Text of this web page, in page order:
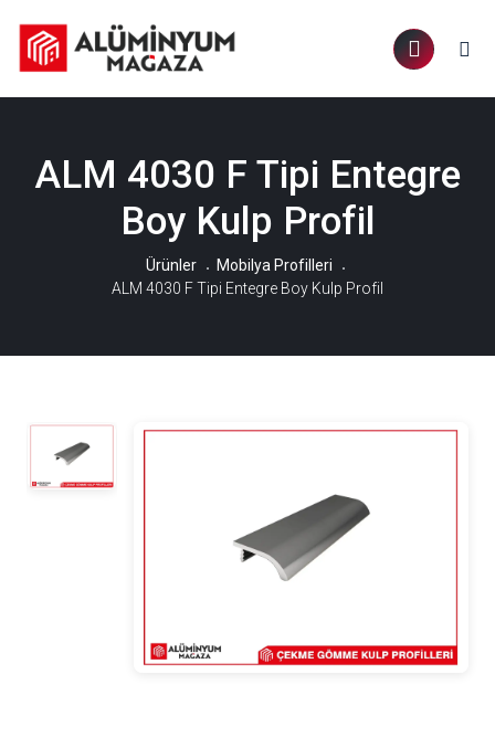
ALM 4030 F Tipi Entegre
Boy Kulp Profil
Ürünler
Mobilya Profilleri
ALM 4030 F Tipi Entegre Boy Kulp Profil